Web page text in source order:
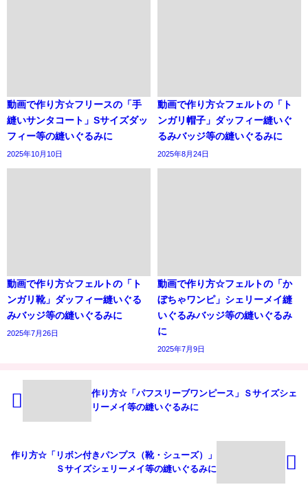
動画で作り方☆フリースの「手
縫いサンタコート」Sサイズダッ
フィー等の縫いぐるみに
2025年10月10日
動画で作り方☆フェルトの「ト
ンガリ帽子」ダッフィー縫いぐ
るみバッジ等の縫いぐるみに
2025年8月24日
動画で作り方☆フェルトの「ト
ンガリ靴」ダッフィー縫いぐる
みバッジ等の縫いぐるみに
2025年7月26日
動画で作り方☆フェルトの「か
ぼちゃワンピ」シェリーメイ縫
いぐるみバッジ等の縫いぐるみ
に
2025年7月9日
作り方☆「パフスリーブワンピース」Ｓサイズシェ
リーメイ等の縫いぐるみに
作り方☆「リボン付きパンプス（靴・シューズ）」
Ｓサイズシェリーメイ等の縫いぐるみに